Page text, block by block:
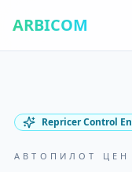
ARBICOM
Repricer Control
АВТОПИЛОТ